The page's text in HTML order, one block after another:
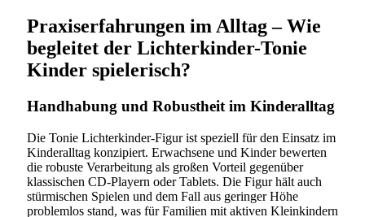
Praxiserfahrungen im Alltag – Wie
begleitet der Lichterkinder-Tonie
Kinder spielerisch?
Handhabung und Robustheit im Kinderalltag
Die Tonie Lichterkinder-Figur ist speziell für den Einsatz im
Kinderalltag konzipiert. Erwachsene und Kinder bewerten
die robuste Verarbeitung als großen Vorteil gegenüber
klassischen CD-Playern oder Tablets. Die Figur hält auch
stürmischen Spielen und dem Fall aus geringer Höhe
problemlos stand, was für Familien mit aktiven Kleinkindern